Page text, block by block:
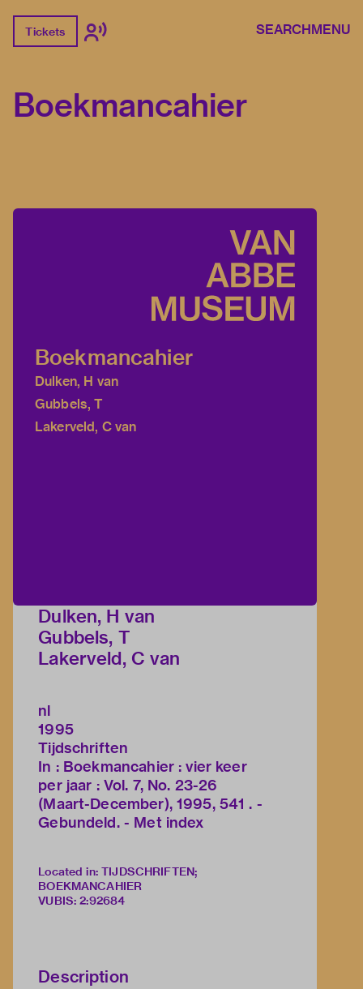
Tickets SEARCHMENU
Boekmancahier
Boekmancahier
Dulken, H van
Gubbels, T
Lakerveld, C van
Dulken, H van
Gubbels, T
Lakerveld, C van
nl
1995
Tijdschriften
In : Boekmancahier : vier keer
per jaar : Vol. 7, No. 23-26
(Maart-December), 1995, 541 . -
Gebundeld. - Met index
Located in: TIJDSCHRIFTEN;
BOEKMANCAHIER
VUBIS: 2:92684
Description